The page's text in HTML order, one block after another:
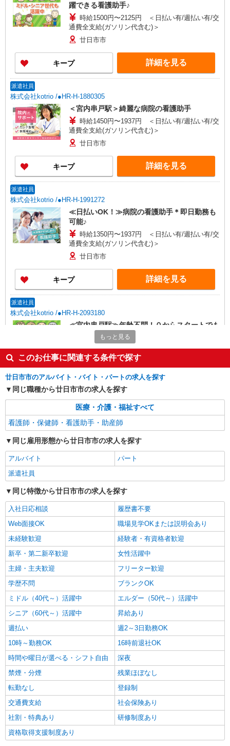
躍できる看護助手♪
時給1500円〜2125円 ＜日払い有/週払い有/交
通費全支給(ガソリン代含む)＞
廿日市市
キープ 詳細を見る
派遣社員
株式会社kotrio /●HR-H-1880305
＜宮内串戸駅＞綺麗な病院の看護助手
時給1450円〜1937円 ＜日払い有/週払い有/交
通費全支給(ガソリン代含む)＞
廿日市市
キープ 詳細を見る
派遣社員
株式会社kotrio /●HR-H-1991272
≪日払いOK！≫病院の看護助手＊即日勤務も
可能♪
時給1350円〜1937円 ＜日払い有/週払い有/交
通費全支給(ガソリン代含む)＞
廿日市市
キープ 詳細を見る
派遣社員
株式会社kotrio /●HR-H-2093180
≪宮内串戸駅≫年齢不問！０からスタートでも
活躍できる看護助手♪
時給1350円〜1937円 ＜日払い有/週払い有/交
通費全支給(ガソリン代含む)＞
廿日市市
キープ
派遣社員
株式会社kotrio /●HR-H-1955958
≪宮内串戸駅／看護助手≫子育て世代活躍中！
時給1450円〜1937円 ＜日払い有/週払い有/交
廿日市市
詳細を見る
派遣社員
株式会社kotrio /●HR-H-2078621
≪宮内串戸≫未経験・無資格から看護助手へ挑
戦！シフト相談OK♪
時給1500円〜2125円 ＜日払い有/週払い有/交
通費全支給(ガソリン代含む)＞
廿日市市
キープ
派遣社員
株式会社kotrio /●HR-H-1855370
宮内串戸駅▼補助メイン！きれいな病院で車い
す誘導など［看護助手］
時給1450円〜1937円 ＜日払い有/週払い有/交
通費全支給(ガソリン代含む)＞
廿日市市
キープ
もっと見る
このお仕事に関連する条件で探す
廿日市市のアルバイト・バイト・パートの求人を探す
同じ職種から廿日市市の求人を探す
医療・介護・福祉すべて
看護師・保健師・看護助手・助産師
同じ雇用形態から廿日市市の求人を探す
アルバイト
パート
派遣社員
同じ特徴から廿日市市の求人を探す
入社日応相談
履歴書不要
Web面接OK
職場見学OKまたは説明会あり
未経験歓迎
経験者・有資格者歓迎
新卒・第二新卒歓迎
女性活躍中
主婦・主夫歓迎
フリーター歓迎
学歴不問
ブランクOK
ミドル（40代～）活躍中
エルダー（50代～）活躍中
シニア（60代～）活躍中
昇給あり
週払い
週2～3日勤務OK
10時～勤務OK
16時前退社OK
時間や曜日が選べる・シフト自由
深夜
禁煙・分煙
残業ほぼなし
転勤なし
登録制
交通費支給
社会保険あり
社割・特典あり
研修制度あり
資格取得支援制度あり